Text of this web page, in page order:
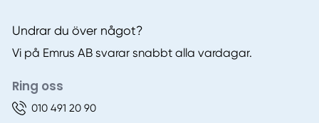
Undrar du över något?
Vi på Emrus AB svarar snabbt alla vardagar.
Ring oss
010 491 20 90